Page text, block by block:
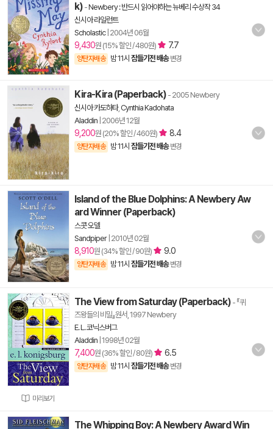
k) -Newbery : 반드시 읽어야하는 뉴베리 수상작 34
신시아 라일런트
Scholastic| 2004년 06월
9,430원 (15% 할인 / 480원) 7.7
양탄자배송 밤 11시 잠들기전 배송 변경
Kira-Kira (Paperback) - 2005 Newbery
신시아 카도하타, Cynthia Kadohata
Aladdin 2006년 12월
9,200원 (20% 할인 / 460원) 8.4
양탄자배송 밤 11시 잠들기전 배송 변경
Island of the Blue Dolphins: A Newbery Aw
ard Winner (Paperback)
스콧 오델
Sandpiper| 2010년 02월
8,910원 (34% 할인 / 90원) 9.0
양탄자배송 밤 11시 잠들기전 배송 변경
미리보기
The View from Saturday (Paperback) - 『퀴
즈왕들의 비밀』원서, 1997 Newbery
E. L. 코닉스버그
Aladdin 1998년 02월
7,400원 (36% 할인 / 80원) 6.5
양탄자배송 밤 11시 잠들기전 배송 변경
The Whipping Boy: A Newbery Award Win